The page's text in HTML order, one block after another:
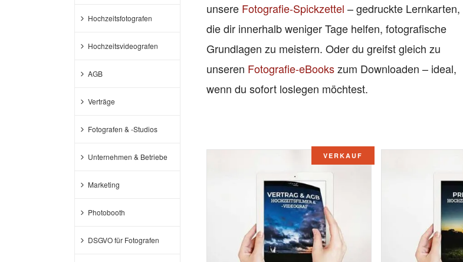
unsere Fotografie-Spickzettel – gedruckte Lernkarten,
die dir innerhalb weniger Tage helfen, fotografische
Grundlagen zu meistern. Oder du greifst gleich zu
unseren Fotografie-eBookszum Downloaden – ideal,
wenn du sofort loslegen möchtest.
VERKAUF
Hochzeitsfotografen
Hochzeitsvideografen
AGB
Verträge
Fotografen & -Studios
Unternehmen & Betriebe
Marketing
Photobooth
DSGVO für Fotografen